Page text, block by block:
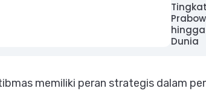
Dunia
memiliki peran strategis dalam